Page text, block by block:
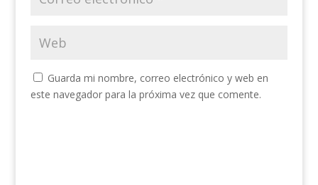
Guarda mi nombre, correo electrónico y web en
este navegador para la próxima vez que comente.